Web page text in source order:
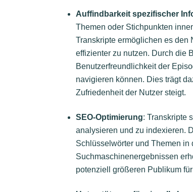
Auffindbarkeit spezifischer
Themen oder Stichpunkten
Transkripte ermöglichen es den
effizienter zu nutzen. Durch die
Benutzerfreundlichkeit der
navigieren können. Dies trägt
Zufriedenheit der Nutzer steigt.
SEO-Optimierung: Transkripte
analysieren und zu indexieren.
Schlüsselwörter und Themen
Suchmaschinenergebnissen
potenziell größeren Publikum